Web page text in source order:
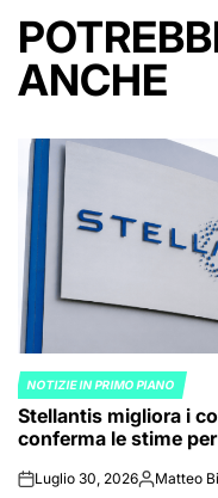
ANCHE
POSTED
IN
NOTIZIE IN PRIMO PIANO
Stellantis migliora i
conferma le stime
onLuglio 30, 2026Posted
Matteo